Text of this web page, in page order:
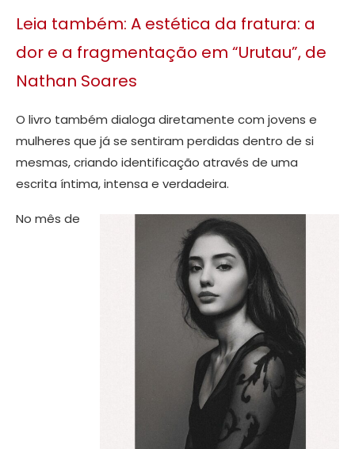
Leia também: A estética da fratura: a
dor e a fragmentação em “Urutau”, de
Nathan Soares
O livro também dialoga diretamente com jovens e
mulheres que já se sentiram perdidas dentro de si
mesmas, criando identificação através de uma
escrita íntima, intensa e verdadeira.
No mês de